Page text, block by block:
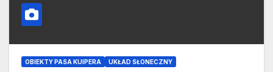
OBIEKTY PASA KUIPERA UKŁAD SŁONECZNY